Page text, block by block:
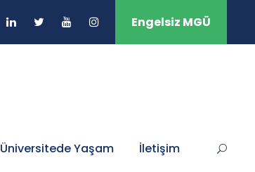
Engelsiz MGÜ
Üniversitede Yaşam İletişim